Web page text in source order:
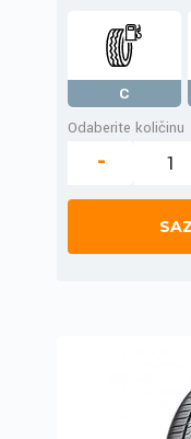
C
Odaberite količinu
-